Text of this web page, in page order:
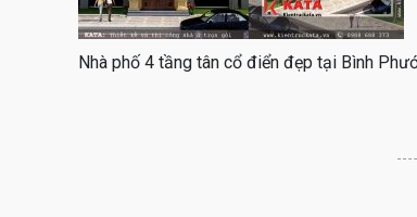
Nhà phố 4 tầng tân cổ điển đẹp tại Bình